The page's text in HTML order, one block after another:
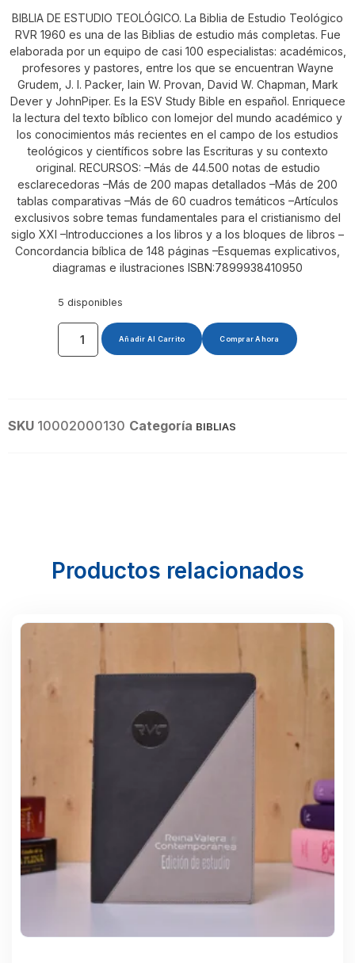
BIBLIA DE ESTUDIO TEOLÓGICO. La Biblia de Estudio Teológico
RVR 1960 es una de las Biblias de estudio más completas. Fue
elaborada por un equipo de casi 100 especialistas: académicos,
profesores y pastores, entre los que se encuentran Wayne
Grudem, J. I. Packer, Iain W. Provan, David W. Chapman, Mark
Dever y JohnPiper. Es la ESV Study Bible en español. Enriquece
la lectura del texto bíblico con lomejor del mundo académico y
los conocimientos más recientes en el campo de los estudios
teológicos y científicos sobre las Escrituras y su contexto
original. RECURSOS: –Más de 44.500 notas de estudio
esclarecedoras –Más de 200 mapas detallados –Más de 200
tablas comparativas –Más de 60 cuadros temáticos –Artículos
exclusivos sobre temas fundamentales para el cristianismo del
siglo XXI –Introducciones a los libros y a los bloques de libros –
Concordancia bíblica de 148 páginas –Esquemas explicativos,
diagramas e ilustraciones ISBN:7899938410950
5 disponibles
Añadir Al Carrito Comprar Ahora
SKU 10002000130 Categoría BIBLIAS
Productos relacionados